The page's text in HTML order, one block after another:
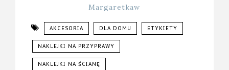
Margaretkaw
AKCESORIA DLA DOMU ETYKIETY
NAKLEJKI NA PRZYPRAWY
NAKLEJKI NA ŚCIANĘ